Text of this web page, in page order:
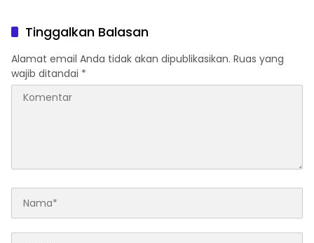
Tinggalkan Balasan
Alamat email Anda tidak akan dipublikasikan. Ruas yang
wajib ditandai *